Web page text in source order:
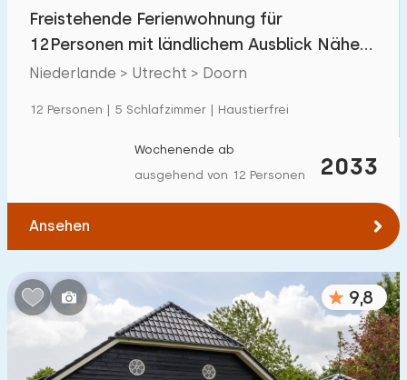
Villa
Ferienwohnung
Kindermöbel 122
Eingezäunter Garten
Spielgeräte im Garten 82
Hallenbad 39
18
Freistehende Ferienwohnung für
12Personen mit ländlichem Ausblick Nähe
Utrechtse Heuvelrug
Niederlande > Utrecht > Doorn
12 Personen | 5 Schlafzimmer | Haustierfrei
2033
Wochenende ab
ausgehend von 12 Personen
Ansehen
9,8